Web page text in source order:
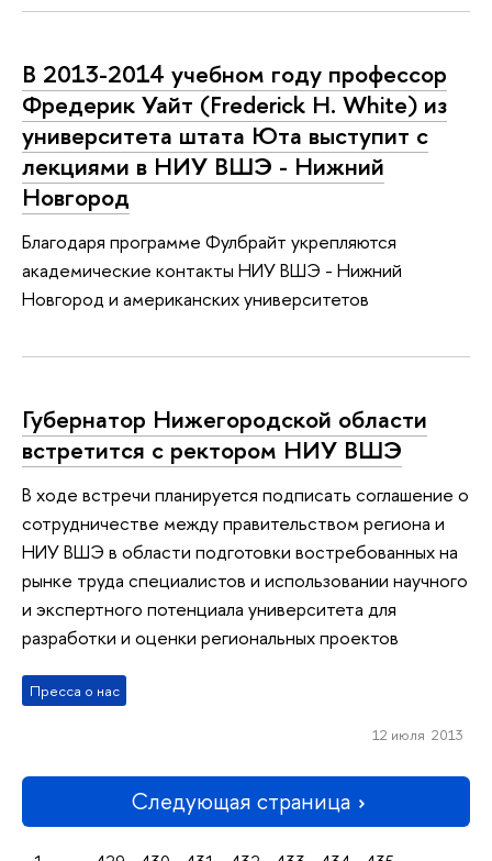
В 2013-2014 учебном году профессор
Фредерик Уайт (Frederick H. White) из
университета штата Юта выступит с
лекциями в НИУ ВШЭ - Нижний
Новгород
Благодаря программе Фулбрайт укрепляются
академические контакты НИУ ВШЭ - Нижний
Новгород и американских университетов
Губернатор Нижегородской области
встретится с ректором НИУ ВШЭ
В ходе встречи планируется подписать соглашение о
сотрудничестве между правительством региона и
НИУ ВШЭ в области подготовки востребованных на
рынке труда специалистов и использовании научного
и экспертного потенциала университета для
разработки и оценки региональных проектов
Пресса о нас
12 июля 2013
Следующая страница